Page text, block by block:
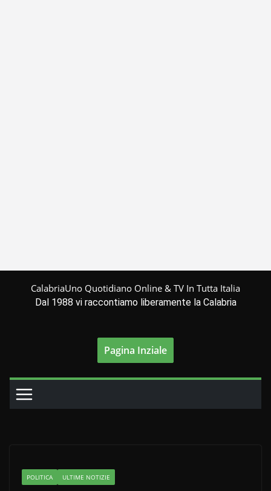
CalabriaUno Quotidiano Online & TV In Tutta Italia
Dal 1988 vi raccontiamo liberamente la Calabria
Pagina Inziale
POLITICA ULTIME NOTIZIE